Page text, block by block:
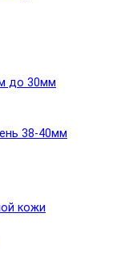
до 30мм
38-40мм
кожи